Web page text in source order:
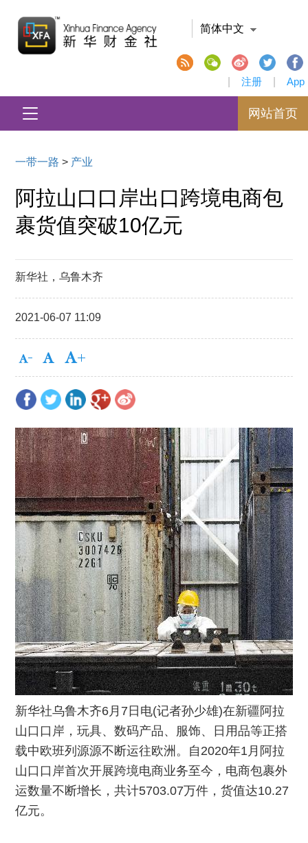
简体中文
注册 App
网站首页
一带一路 > 产业
阿拉山口口岸出口跨境电商包
裹货值突破10亿元
新华社，乌鲁木齐
2021-06-07 11:09
新华社乌鲁木齐6月7日电(记者孙少雄)在新疆阿拉
山口口岸，玩具、数码产品、服饰、日用品等正搭
载中欧班列源源不断运往欧洲。自2020年1月阿拉
山口口岸首次开展跨境电商业务至今，电商包裹外
运数量不断增长，共计5703.07万件，货值达10.27
亿元。